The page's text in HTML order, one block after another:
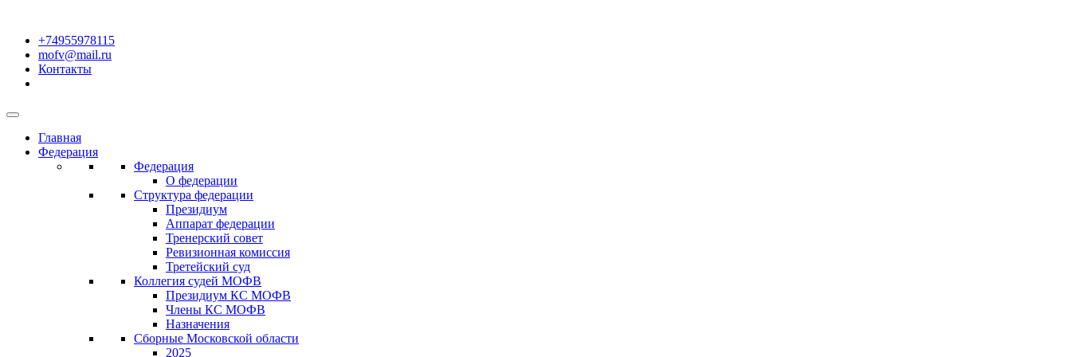
+74955978115
mofv@mail.ru
Контакты
Главная
Федерация
Федерация
О федерации
Структура федерации
Президиум
Аппарат федерации
Тренерский совет
Ревизионная комиссия
Третейский суд
Коллегия судей МОФВ
Президиум КС МОФВ
Члены КС МОФВ
Назначения
Сборные Московской области
2025